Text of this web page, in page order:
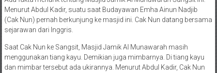
Menurut Abdul Kadir, suatu saat Budayawan Emha Ainun Nadjib
(Cak Nun) pernah berkunjung ke masjid ini. Cak Nun datang bersama
sejarawan dari Inggris.
Saat Cak Nun ke Sangsit, Masjid Jamik Al Munawarah masih
menggunakan tiang kayu. Demikian juga mimbarnya. Di tiang kayu
dan mimbar tersebut ada ukirannya. Menurut Abdul Kadir, Cak Nun